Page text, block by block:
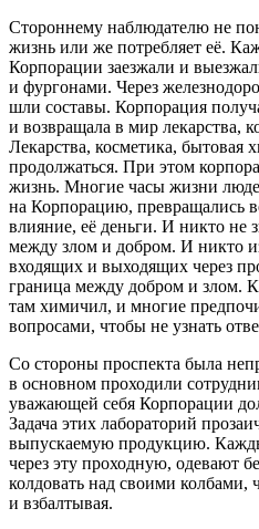
Стороннему наблюдателю не
жизнь или же потребляет её.
Корпорации заезжали и
и фургонами. Через
шли составы. Корпорация
и возвращала в мир лекарства,
Лекарства, косметика, бытовая
продолжаться. При этом
жизнь. Многие часы жизни
на Корпорацию, превращались
влияние, её деньги. И никто не
между злом и добром. И никто
входящих и выходящих через
граница между добром и злом.
там химичил, и многие
вопросами, чтобы не узнать
Со стороны проспекта была
в основном проходили
уважающей себя Корпорации
Задача этих лабораторий
выпускаемую продукцию.
через эту проходную, одевают
колдовать над своими колбами,
и взбалтывая.